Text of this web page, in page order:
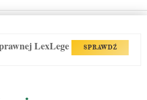
LexLege SPRAWDŹ